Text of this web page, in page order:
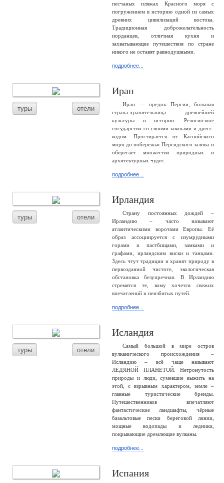
песчаных пляжах Красного моря с
погружением в историю одной из самых
древних цивилизаций востока.
Традиционная доброжелательность
иорданцев, отличная кухня и
захватывающие путешествия по стране
никого не оставят равнодушными.
подробнее...
туры отели
Иран
Иран — предок Персии, большая
страна-хранительница древнейшей
культуры и истории. Религиозное
государство со своими законами и дресс-
кодом. Простирается от Каспийского
моря до побережья Персидского залива и
оберегает множество природных и
архитектурных чудес.
подробнее...
туры отели
Ирландия
Страну постоянных дождей –
Ирландию – часто называют
атлантическими воротами Европы. Её
образ ассоциируется с изумрудными
горами и пастбищами, замками и
графами, ирландским виски и танцами.
Здесь чтут традиции и хранят природу в
первозданной чистоте, экологическая
обстановка безупречная. В Ирландию
стремятся те, кому хочется свежих
впечатлений и неизбитых путей.
подробнее...
туры отели
Исландия
Самый большой в мире остров
вулканического происхождения –
Исландию – всё чаще называют
ЛЕДЯНОЙ ПЛАНЕТОЙ. Нетронутость
природы и люди, сумевшие выжить на
этой, с взрывным характером, земле –
главные туристические бренды.
Путешественников впечатляют
фантастические ландшафты, чёрные
базальтовые пески береговой линии,
мощные водопады и ледники,
покрывающие дремлющие вулканы.
подробнее...
Испания